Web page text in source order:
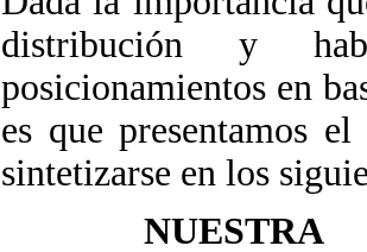
distribución y
posicionamientos en
es que presentamos
sintetizarse en los